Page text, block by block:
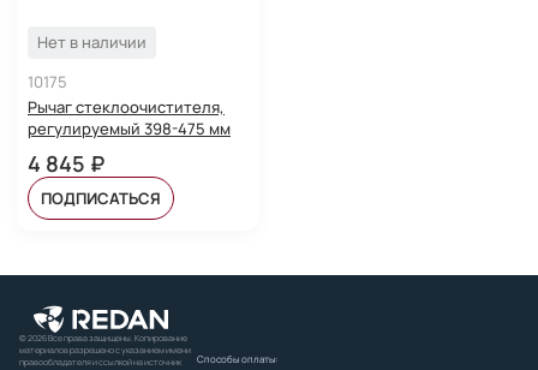
Нет в наличии
10175
Рычаг стеклоочистителя,
регулируемый 398-475 мм
4 845 ₽
ПОДПИСАТЬСЯ
© 2026 Все права защищены. Копирование
материалов разрешено с указанием имени
правообладателя и ссылкой на источник
Способы оплаты: